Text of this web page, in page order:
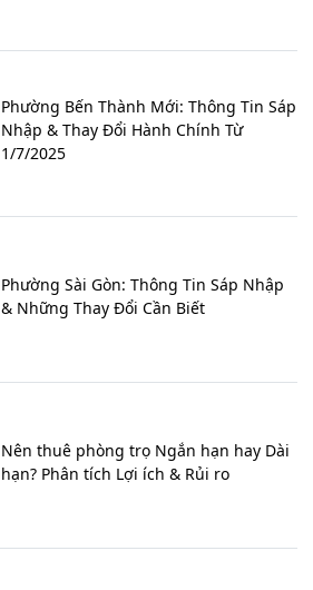
Phường Bến Thành Mới: Thông Tin Sáp
Nhập & Thay Đổi Hành Chính Từ
1/7/2025
Phường Sài Gòn: Thông Tin Sáp Nhập
& Những Thay Đổi Cần Biết
Nên thuê phòng trọ Ngắn hạn hay Dài
hạn? Phân tích Lợi ích & Rủi ro